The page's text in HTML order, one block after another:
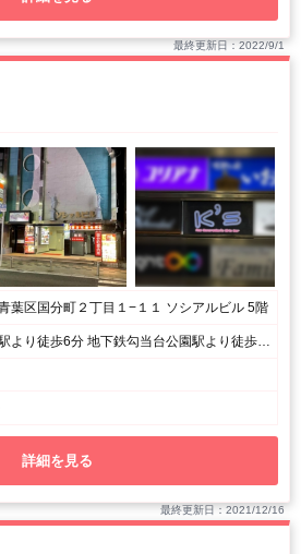
最終更新日：2022/9/1
葉区国分町２丁目１−１１ ソシアルビル 5階
地下鉄広瀬通駅より徒歩6分 地下鉄勾当台公園駅より徒歩6分 / ソシアルビル5階となります
詳細を見る
最終更新日：2021/12/16